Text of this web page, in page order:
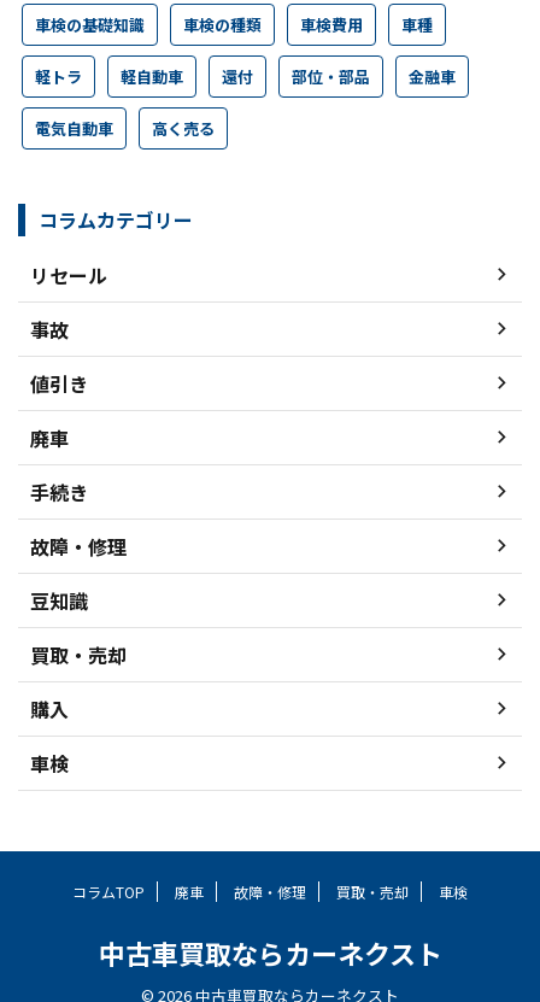
車検の基礎知識 車検の種類 車検費用 車種
軽トラ 軽自動車 還付 部位・部品 金融車
電気自動車 高く売る
コラムカテゴリー
リセール
事故
値引き
廃車
手続き
故障・修理
豆知識
買取・売却
購入
車検
コラムTOP 廃車 故障・修理 買取・売却 車検
中古車買取ならカーネクスト
© 2026 中古車買取ならカーネクスト